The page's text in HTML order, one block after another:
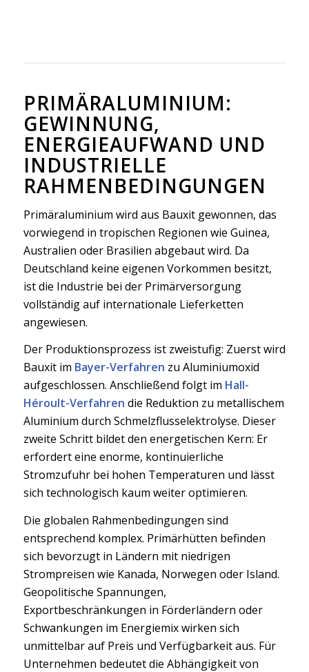
PRIMÄRALUMINIUM:
GEWINNUNG,
ENERGIEAUFWAND UND
INDUSTRIELLE
RAHMENBEDINGUNGEN
Primäraluminium wird aus Bauxit gewonnen, das
vorwiegend in tropischen Regionen wie Guinea,
Australien oder Brasilien abgebaut wird. Da
Deutschland keine eigenen Vorkommen besitzt,
ist die Industrie bei der Primärversorgung
vollständig auf internationale Lieferketten
angewiesen.
Der Produktionsprozess ist zweistufig: Zuerst wird
Bauxit im Bayer-Verfahren zu Aluminiumoxid
aufgeschlossen. Anschließend folgt im Hall-
Héroult-Verfahren die Reduktion zu metallischem
Aluminium durch Schmelzflusselektrolyse. Dieser
zweite Schritt bildet den energetischen Kern: Er
erfordert eine enorme, kontinuierliche
Stromzufuhr bei hohen Temperaturen und lässt
sich technologisch kaum weiter optimieren.
Die globalen Rahmenbedingungen sind
entsprechend komplex. Primärhütten befinden
sich bevorzugt in Ländern mit niedrigen
Strompreisen wie Kanada, Norwegen oder Island.
Geopolitische Spannungen,
Exportbeschränkungen in Förderländern oder
Schwankungen im Energiemix wirken sich
unmittelbar auf Preis und Verfügbarkeit aus. Für
Unternehmen bedeutet die Abhängigkeit von